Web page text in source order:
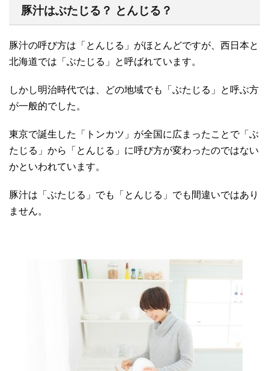
豚汁はぶたじる？ とんじる？
豚汁の呼び方は「とんじる」がほとんどですが、西日本と
北海道では「ぶたじる」と呼ばれています。
しかし明治時代では、どの地域でも「ぶたじる」と呼ぶ方
が一般的でした。
東京で誕生した「トンカツ」が全国に広まったことで「ぶ
たじる」から「とんじる」に呼び方が変わったのではない
かといわれています。
豚汁は「ぶたじる」でも「とんじる」でも間違いではあり
ません。